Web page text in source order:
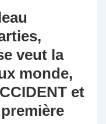
veut la
monde,
et